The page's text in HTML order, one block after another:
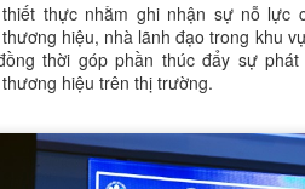
thực nhằm ghi nhận sự nỗ lực
hiệu, nhà lãnh đạo trong khu
thời góp phần thúc đẩy sự
hiệu trên thị trường.